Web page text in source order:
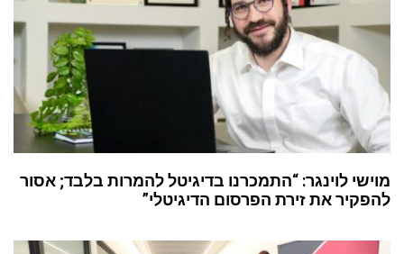
מוישי לוינגר: “התמכרנו בדיגיטל להמרות בלבד; אסור
להפקיר את זירת הפרסום הדיגיטלי”